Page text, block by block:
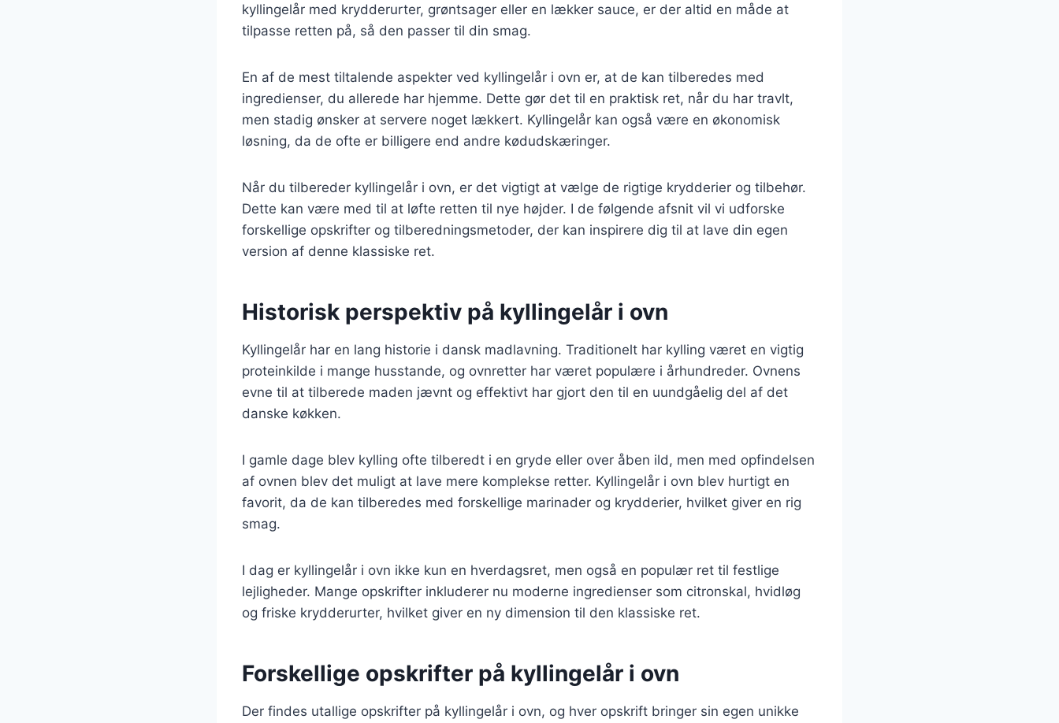
kyllingelår med krydderurter, grøntsager eller en lækker sauce, er der altid en måde at
tilpasse retten på, så den passer til din smag.
En af de mest tiltalende aspekter ved kyllingelår i ovn er, at de kan tilberedes med
ingredienser, du allerede har hjemme. Dette gør det til en praktisk ret, når du har travlt,
men stadig ønsker at servere noget lækkert. Kyllingelår kan også være en økonomisk
løsning, da de ofte er billigere end andre kødudskæringer.
Når du tilbereder kyllingelår i ovn, er det vigtigt at vælge de rigtige krydderier og tilbehør.
Dette kan være med til at løfte retten til nye højder. I de følgende afsnit vil vi udforske
forskellige opskrifter og tilberedningsmetoder, der kan inspirere dig til at lave din egen
version af denne klassiske ret.
Historisk perspektiv på kyllingelår i ovn
Kyllingelår har en lang historie i dansk madlavning. Traditionelt har kylling været en vigtig
proteinkilde i mange husstande, og ovnretter har været populære i århundreder. Ovnens
evne til at tilberede maden jævnt og effektivt har gjort den til en uundgåelig del af det
danske køkken.
I gamle dage blev kylling ofte tilberedt i en gryde eller over åben ild, men med opfindelsen
af ovnen blev det muligt at lave mere komplekse retter. Kyllingelår i ovn blev hurtigt en
favorit, da de kan tilberedes med forskellige marinader og krydderier, hvilket giver en rig
smag.
I dag er kyllingelår i ovn ikke kun en hverdagsret, men også en populær ret til festlige
lejligheder. Mange opskrifter inkluderer nu moderne ingredienser som citronskal, hvidløg
og friske krydderurter, hvilket giver en ny dimension til den klassiske ret.
Forskellige opskrifter på kyllingelår i ovn
Der findes utallige opskrifter på kyllingelår i ovn, og hver opskrift bringer sin egen unikke